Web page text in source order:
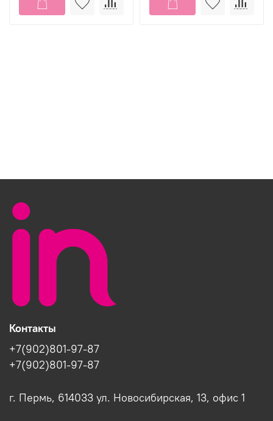
Контакты
+7(902)801-97-87
+7(902)801-97-87
г. Пермь, 614033 ул. Новосибирская, 13, офис 1